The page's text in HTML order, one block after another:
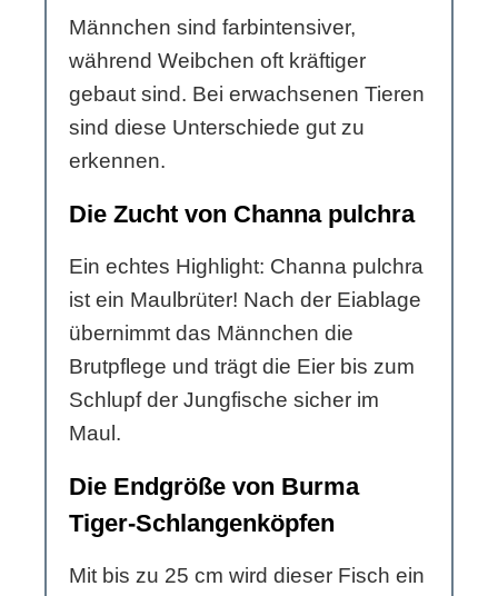
Männchen sind farbintensiver,
während Weibchen oft kräftiger
gebaut sind. Bei erwachsenen Tieren
sind diese Unterschiede gut zu
erkennen.
Die Zucht von Channa pulchra
Ein echtes Highlight: Channa pulchra
ist ein Maulbrüter! Nach der Eiablage
übernimmt das Männchen die
Brutpflege und trägt die Eier bis zum
Schlupf der Jungfische sicher im
Maul.
Die Endgröße von Burma
Tiger-Schlangenköpfen
Mit bis zu 25 cm wird dieser Fisch ein